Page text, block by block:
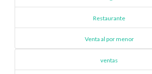
Restaurante
Venta al por menor
ventas